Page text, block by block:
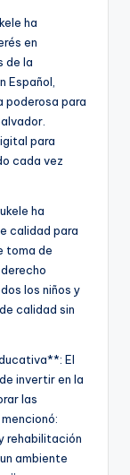
ha
en
de la
Español,
poderosa para
para
cada vez
ha
calidad para
toma de
los niños y
calidad sin
El
invertir en la
las
rehabilitación
ambiente